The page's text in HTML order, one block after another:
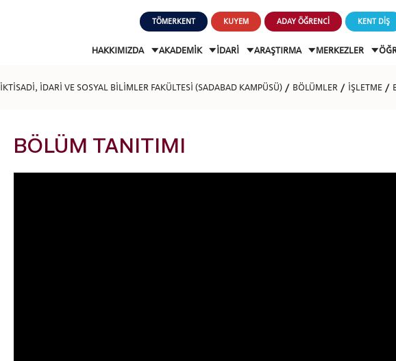
TÖMERKENT KUYEM ADAY ÖĞRENCİ KENT DİŞ
HAKKIMIZDA AKADEMİK İDARİ ARAŞTIRMA MERKEZLER
İKTİSADİ, İDARİ VE SOSYAL BİLİMLER FAKÜLTESİ (SADABAD KAMPÜSÜ) BÖLÜMLER İŞLETME
BÖLÜM TANITIMI